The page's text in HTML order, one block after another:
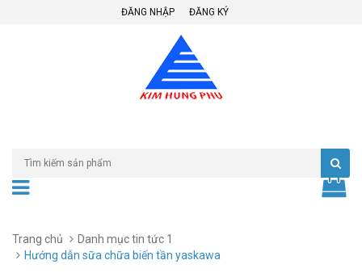
ĐĂNG NHẬP ĐĂNG KÝ
Trang chủ
Danh mục tin tức 1
Hướng dẫn sữa chữa biến tần yaskawa